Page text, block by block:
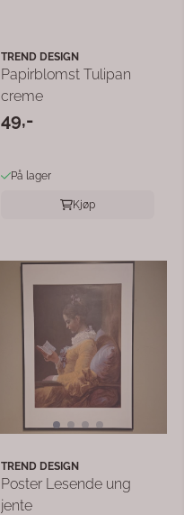
TREND DESIGN
Papirblomst Tulipan
creme
49,-
På lager
Kjøp
TREND DESIGN
Poster Lesende ung
jente